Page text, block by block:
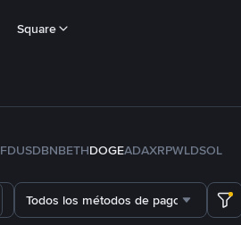
Square
FDUSDBNBETHDOGEADAXRPWLDSOL
Todos los métodos de pago